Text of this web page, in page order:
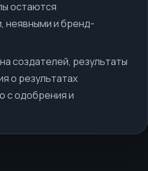
остаются
неявными и бренд-
создателей, результаты
о результатах
с одобрения и